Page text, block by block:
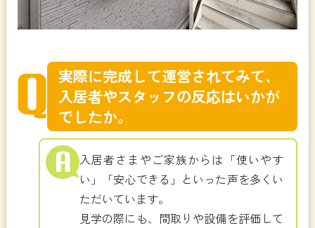
実際に完成して運営されてみて、
入居者やスタッフの反応はいかが
でしたか。
入居者さまやご家族からは「使いやす
い」「安心できる」といった声を多くい
ただいています。
見学の際にも、間取りや設備を評価して